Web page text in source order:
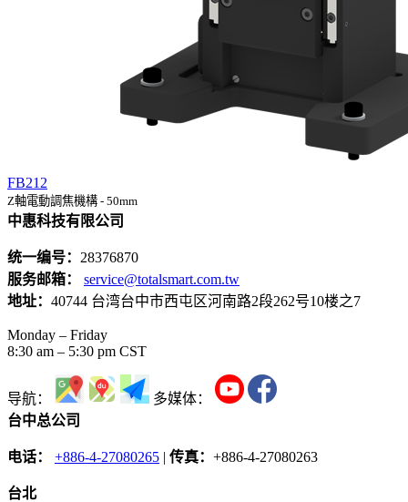
FB212
Z軸電動調焦機構 - 50mm
中惠科技有限公司
统一编号： 28376870
服务邮箱：
service@totalsmart.com.tw
地址： 40744 台湾台中市西屯区河南路2段262号10楼之7
Monday – Friday
8:30 am – 5:30 pm CST
导航：
多媒体：
台中总公司
电话： +886-4-27080265 | 传真： +886-4-27080263
台北